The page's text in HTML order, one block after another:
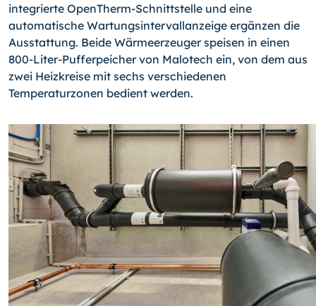
integrierte OpenTherm-Schnittstelle und eine
automatische Wartungsintervallanzeige ergänzen die
Ausstattung. Beide Wärmeerzeuger speisen in einen
800-Liter-Pufferpeicher von Malotech ein, von dem aus
zwei Heizkreise mit sechs verschiedenen
Temperaturzonen bedient werden.